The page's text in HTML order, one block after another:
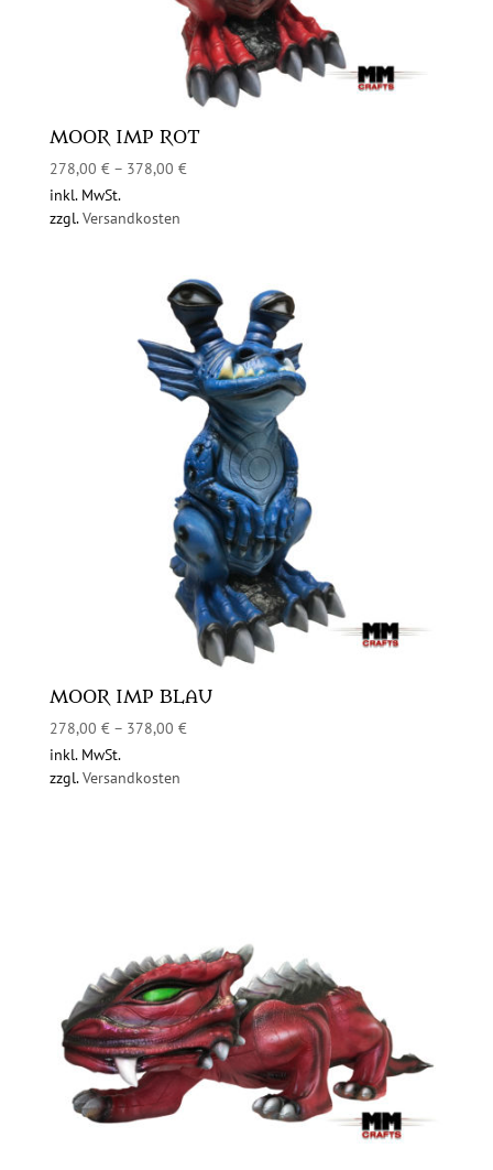
MOOR IMP ROT
278,00 € – 378,00 €
inkl. MwSt.
zzgl.Versandkosten
MOOR IMP BLAU
278,00 €– 378,00 €
inkl. MwSt.
zzgl.Versandkosten